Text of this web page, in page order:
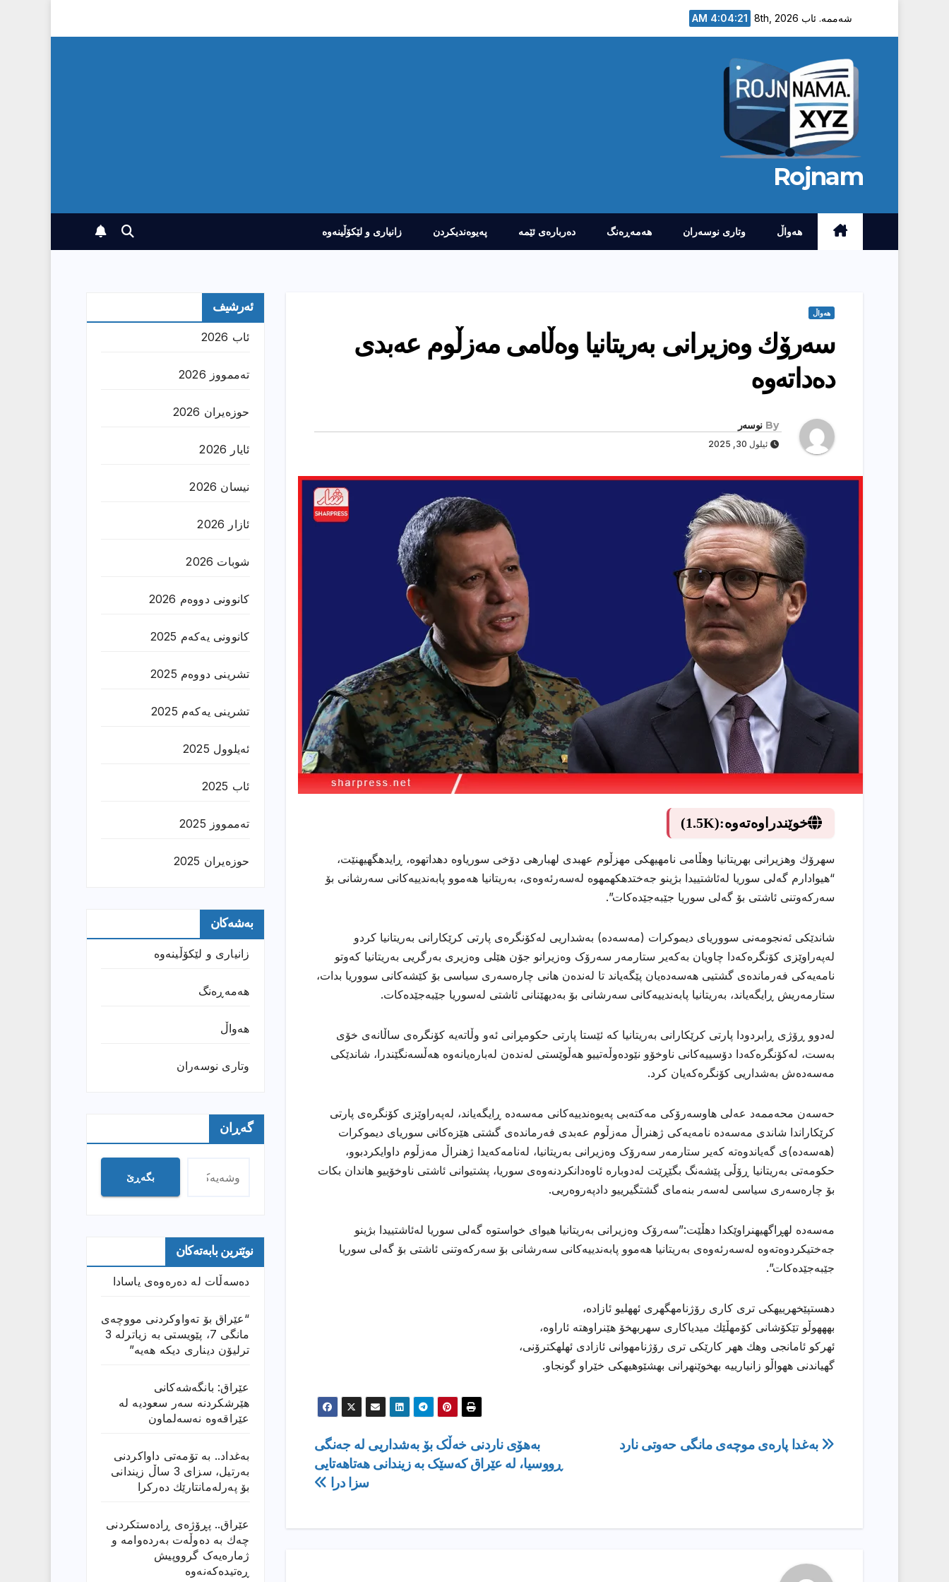
شەممە. ئاب 8th, 2026 4:04:22 AM
Rojnam
هەواڵ وتارى نوسەران هەمەڕەنگ دەربارەى ئێمە پەیوەندیکردن زانیارى و لێکۆڵینەوە
هەواڵ
سه‌رۆك وه‌زیرانى به‌ریتانیا وه‌ڵامى مه‌زڵوم عه‌بدى
ده‌داته‌وه‌
By نوسەر
ئیلول 30, 2025
خوێندراوەتەوە:(1.5K)
سهرۆك وهزیرانى بهریتانیا وهڵامى نامهیهكى مهزڵوم عهبدى لهبارهى دۆخى سوریاوه دهداتهوه، ڕایدهگهیهنێت،
“هیوادارم گەلی سوریا لەئاشتییدا بژینو جەختدهكهمهوه لەسەرئەوەی، بەریتانیا هەموو پابەندییەکانی سەرشانی بۆ
سەرکەوتنی ئاشتی بۆ گەلی سوریا جێبەجێدەکات”.
شاندێکی ئەنجومەنی سووریای دیموکرات (مەسەدە) بەشداریی لەکۆنگرەی پارتی کرێکارانی بەریتانیا کردو
لەپەراوێزی کۆنگرەکەدا چاویان بەکەیر ستارمەر سەرۆک وەزیرانو جۆن هێلی وەزیری بەرگریی بەریتانیا کەوتو
نامەیەکی فەرماندەی گشتیی هەسەدەیان پێگەیاند تا لەندەن هانی چارەسەری سیاسی بۆ کێشەکانی سووریا بدات،
ستارمەریش ڕایگەیاند، بەریتانیا پابەندییەکانی سەرشانی بۆ بەدیهێنانی ئاشتی لەسوریا جێبەجێدەکات.
لەدوو ڕۆژی ڕابردودا پارتی کرێکارانی بەریتانیا کە ئێستا پارتی حکومڕانی ئەو وڵاتەیە کۆنگرەی ساڵانەی خۆی
بەست، لەکۆنگرەکەدا دۆسییەکانی ناوخۆو نێودەوڵەتییو هەڵوێستی لەندەن لەبارەیانەوە هەڵسەنگێندرا، شاندێکی
مەسەدەش بەشداریی کۆنگرەکەیان کرد.
حەسەن محەممەد عەلی هاوسەرۆکی مەکتەبی پەیوەندییەکانی مەسەدە ڕایگەیاند، لەپەراوێزی کۆنگرەی پارتی
کرێکاراندا شاندی مەسەدە نامەیەکی ژهنراڵ مەزڵوم عەبدی فەرماندەی گشتی هێزەکانی سوریای دیموکرات
(هەسەدە)ی گەیاندوەتە کەیر ستارمەر سەرۆک وەزیرانی بەریتانیا، لەنامەکەیدا ژهنراڵ مەزڵوم داوایکردبوو،
حکومەتی بەریتانیا ڕۆڵی پێشەنگ بگێڕێت لەدوبارە ئاوەدانکردنەوەی سوریا، پشتیوانی ئاشتی ناوخۆییو هاندان بكات
بۆ چارەسەری سیاسی لەسەر بنەمای گشتگیرییو دادپەروەریی.
مەسەدە لهڕاگهیهنراوێكدا دهڵێت:”سەرۆک وەزیرانی بەریتانیا هیوای خواستوە گەلی سوریا لەئاشتییدا بژینو
جەختیکردوەتەوە لەسەرئەوەی بەریتانیا هەموو پابەندییەکانی سەرشانی بۆ سەرکەوتنی ئاشتی بۆ گەلی سوریا
جێبەجێدەکات”.
دهستپێخهرییهكی تری كاری رۆژنامهگهری ئههلیو ئازاده،
بهههوڵو تێكۆشانی كۆمهڵێك میدیاكاری سهربهخۆ هێنراوهته ئاراوه،
ئهركو ئامانجی وهك ههر كارێكی تری رۆژنامهوانی ئازادی ئهلهكترۆنی،
گهیاندنی ههواڵو زانیارییه بهخوێنهرانی بهشێوهیهكی خێراو گونجاو.
ڕێدۆزیی
بەهۆى ناردنى خەڵک بۆ بەشداریی لە جەنگی
ڕووسیا، لە عێراق کەسێک بە زیندانی هەتاهەتایی
سزا درا
بەغدا پارەی موچەی مانگی حەوتی نارد
ئەرشیف
ئاب 2026
تەممووز 2026
حوزه‌یران 2026
ئایار 2026
نیسان 2026
ئازار 2026
شوبات 2026
کانوونی دووەم 2026
کانوونی یەکەم 2025
تشرینی دووەم 2025
تشرینی یەکەم 2025
ئەیلوول 2025
ئاب 2025
تەممووز 2025
حوزه‌یران 2025
بەشەکان
زانیارى و لێکۆڵینەوە
هەمەڕەنگ
هەواڵ
وتارى نوسەران
گەڕان
بگەڕێ
نوێترین بابەتەکان
دەسەڵات لە دەرەوەی یاسادا
“عێراق بۆ تەواوکردنی مووچەی
مانگى 7، پێویستی بە زیاترلە 3
ترلیۆن دیناری دیکە هەیە”
عێراق: بانگەشەكانی
هێرشكردنە سەر سعودیە لە
عێراقەوە نەسەلماون
بەغداد.. بە تۆمەتی داواكردنی
بەرتیل، سزای 3 ساڵ زیندانی
بۆ پەرلەمانتارێك دەركرا
عێراق.. پڕۆژەی ڕادەستكردنی
چەك بە دەوڵەت بەردەوامە و
ژمارەیەک گرووپیش
ڕەتیدەکەنەوە